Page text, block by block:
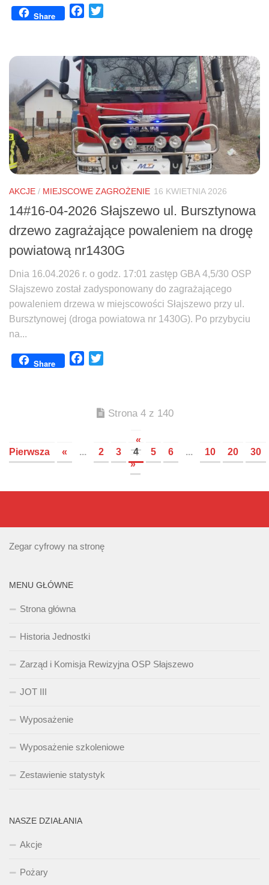
Share Facebook
AKCJE / MIEJSCOWE ZAGROŻENIE 16 KWIETNIA 2026
14#16-04-2026 Słajszewo ul. Bursztynowa
drzewo zagrażające powaleniem na drogę
powiatową nr1430G
Dnia 16.04.2026 r. o godz. 17:01 zastęp GBA 4,5/30 OSP
Słajszewo został zadysponowany do zagrażającego
powaleniem drzewa w miejscowości Słajszewo przy ul.
Bursztynowej (droga powiatowa nr 1430G). Po przybyciu
na...
Share Facebook
Strona 4 z 140
«
Pierwsza
« ... 2 3 4 5 6 ... 10 20
30
»
Zegar cyfrowy na stronę
MENU GŁÓWNE
Strona główna
Historia Jednostki
Zarząd i Komisja Rewizyjna OSP Słajszewo
JOT III
Wyposażenie
Wyposażenie szkoleniowe
Zestawienie statystyk
NASZE DZIAŁANIA
Akcje
Pożary